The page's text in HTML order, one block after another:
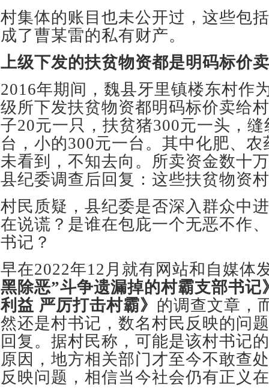
村集体的账目也未公开过，这些包
成了曹某雷的私有财产。
上级下发的扶贫物资都是明码标价
2016年期间，魏县牙里镇楼东村作
级所下发扶贫物资都明码标价卖给
子20元一只，扶贫猪300元一头，
台，小的300元一台。其中化肥、
未看到，不知去向。所卖资金数十
县纪委调查后回复：这些扶贫物资
村民质疑，县纪委是否深入群众中
在说谎？是谁在包庇一个无恶不作
书记？
早在2022年12月就有网站和自媒体
黑除恶”斗争遗漏掉的村霸支部书记
利益 严厉打击村霸》 的调查文章，
然还是村书记，数名村民反映的问
回复。据村民称，可能是该村书记
原因，地方相关部门才至今不敢查
反映问题，相信当今社会仍有正义